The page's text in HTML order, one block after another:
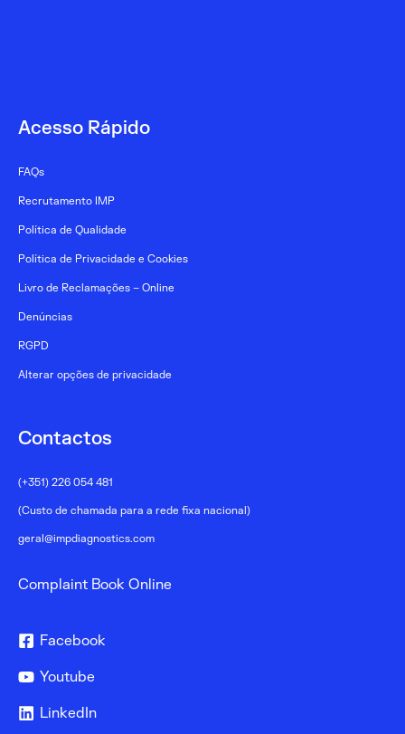
Acesso Rápido
FAQs
Recrutamento IMP
Política de Qualidade
Política de Privacidade e Cookies
Livro de Reclamações – Online
Denúncias
RGPD
Alterar opções de privacidade
Contactos
(+351) 226 054 481
(Custo de chamada para a rede fixa nacional)
geral@impdiagnostics.com
Complaint Book Online
Facebook
Youtube
LinkedIn